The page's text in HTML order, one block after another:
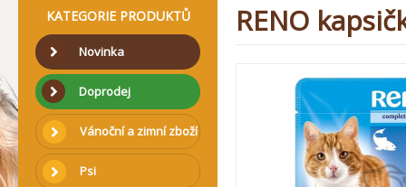
KATEGORIE PRODUKTŮ
Novinka
Doprodej
Vánoční a zimní zboží
Psi
RENO